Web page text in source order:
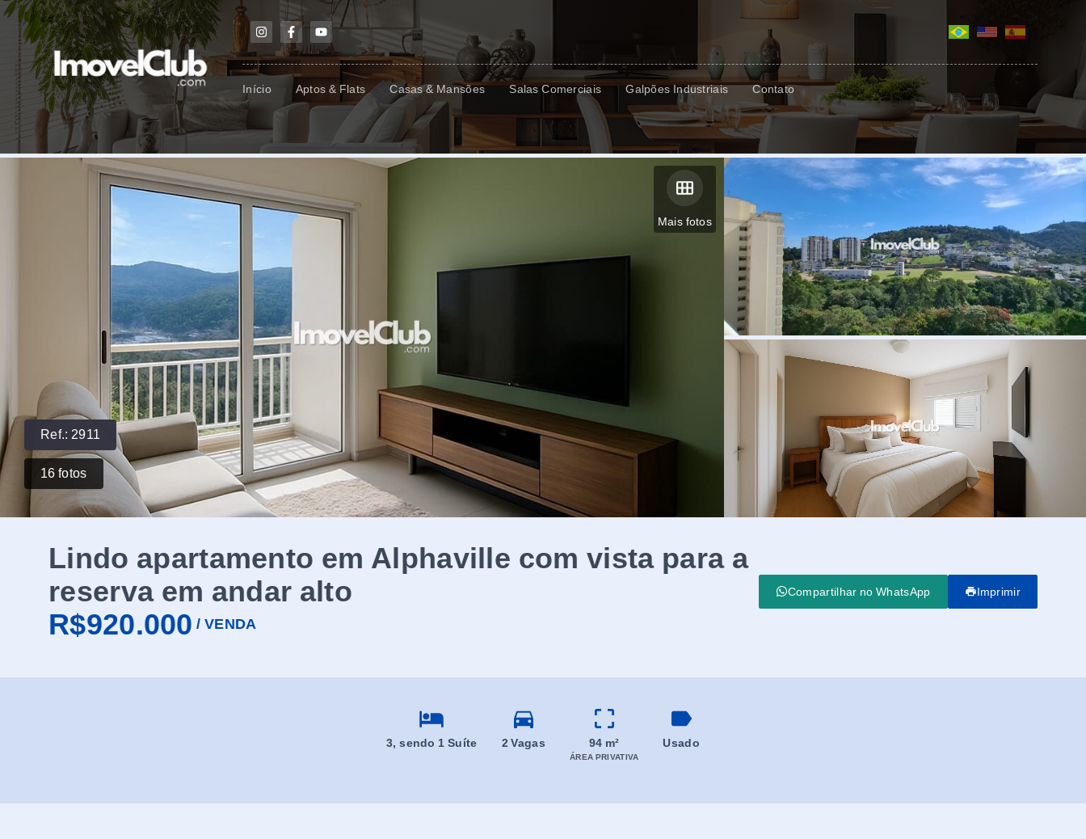
Início Aptos & Flats Casas & Mansões Salas Comerciais Galpões Industriais Contato
Ref.: 2911
16 fotos
Mais fotos
Lindo apartamento em Alphaville com vista para a
reserva em andar alto
R$920.000 /VENDA
Compartilhar no WhatsApp Imprimir
3, sendo 1 Suíte 2 Vagas 94 m²
ÁREA PRIVATIVA
Usado